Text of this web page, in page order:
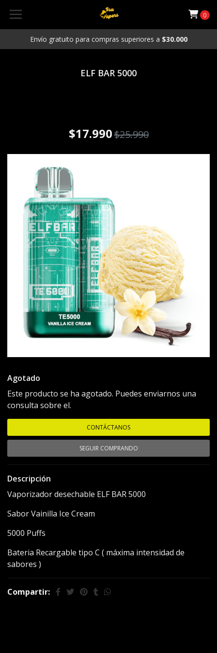
Envío gratuito para compras superiores a $30.000
0
ELF BAR 5000
$17.990$25.990
Agotado
Este producto se ha agotado. Puedes enviarnos una
consulta sobre el.
CONTÁCTANOS
SEGUIR COMPRANDO
Descripción
Vaporizador desechable ELF BAR 5000
Sabor Vainilla Ice Cream
5000 Puffs
Bateria Recargable tipo C ( máxima intensidad de
sabores )
Compartir: